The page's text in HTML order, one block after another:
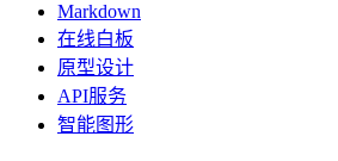
Markdown
在线白板
原型设计
API服务
智能图形